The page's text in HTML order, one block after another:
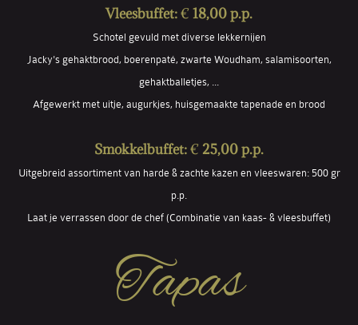
Vleesbuffet:€ 18,00 p.p.
Schotel gevuld met diverse lekkernijen
Jacky's gehaktbrood, boerenpaté, zwarte Woudham, salamisoorten,
gehaktballetjes, ...
Afgewerkt met uitje, augurkjes, huisgemaakte tapenade en brood
Smokkelbuffet:€ 25,00 p.p.
Uitgebreid assortiment van harde & zachte kazen en vleeswaren: 500 gr
p.p.
Laat je verrassen door de chef (Combinatie van kaas- & vleesbuffet)
Tapas